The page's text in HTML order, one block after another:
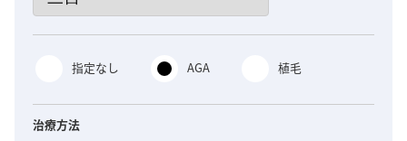
指定なし AGA 植毛
治療方法